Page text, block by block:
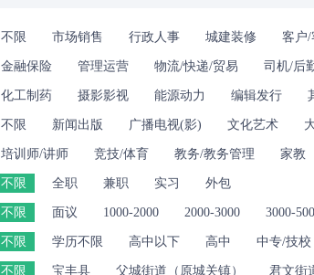
不限 市场销售 行政人事 城建装修 客户/
金融保险 管理运营 物流/快递/贸易 司机/后
化工制药 摄影影视 能源动力 编辑发行
不限 新闻出版 广播电视(影) 文化艺术
培训师/讲师 竞技/体育 教务/教务管理 家教
不限 全职 兼职 实习 外包
不限 面议 1000-2000 2000-3000 3000-
不限 学历不限 高中以下 高中 中专/技校
不限 宝丰县 父城街道（原城关镇） 君文街